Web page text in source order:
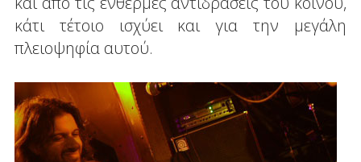
κάτι τέτοιο ισχύει και για την μεγάλη
πλειοψηφία αυτού.